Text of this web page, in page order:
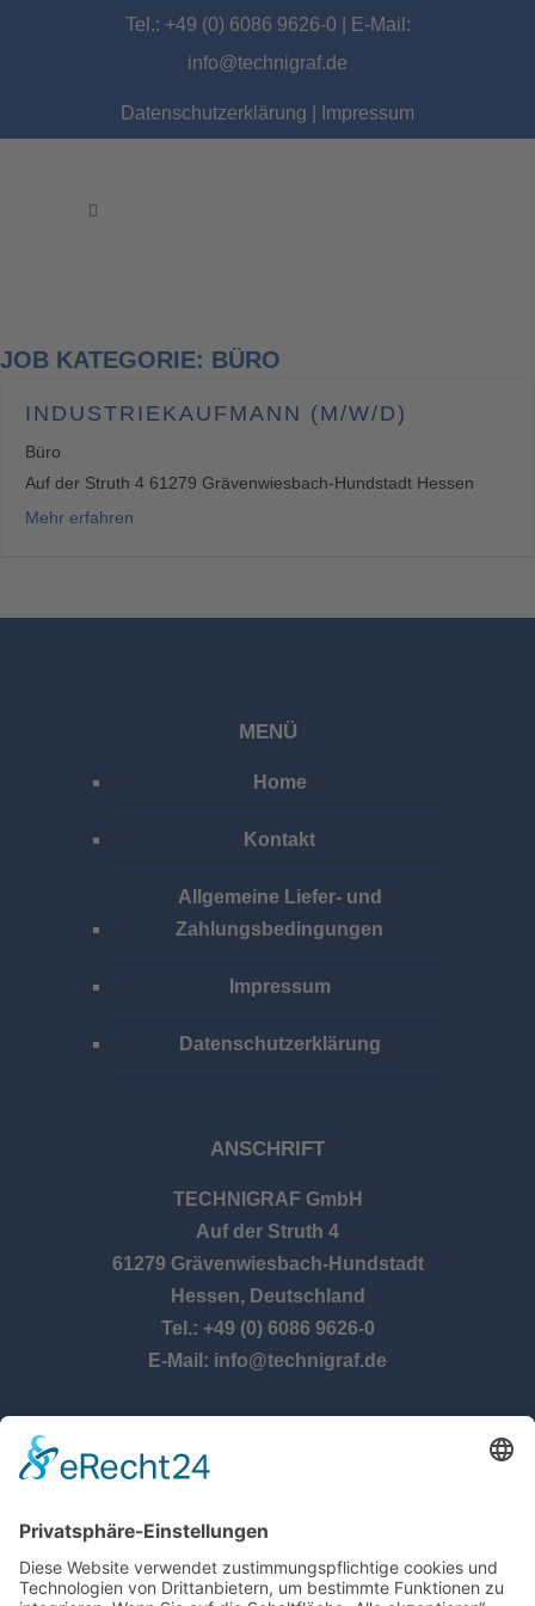
Tel.: +49 (0) 6086 9626-0 | E-Mail:
info@technigraf.de
Datenschutzerklärung Impressum
JOB KATEGORIE: BÜRO
INDUSTRIEKAUFMANN (M/W/D)
Büro
Auf der Struth 4 61279 Grävenwiesbach-Hundstadt Hessen
Mehr erfahren
MENÜ
Home
Kontakt
Allgemeine Liefer- und
Zahlungsbedingungen
Impressum
Datenschutzerklärung
ANSCHRIFT
TECHNIGRAF GmbH
Auf der Struth 4
61279 Grävenwiesbach-Hundstadt
Hessen, Deutschland
Tel.: +49 (0) 6086 9626-0
E-Mail: info@technigraf.de
ÖFFNUNGSZEITEN
8:00 Uhr – 17:00 Uhr
Freitag:
8:00 Uhr – 14:30 Uhr